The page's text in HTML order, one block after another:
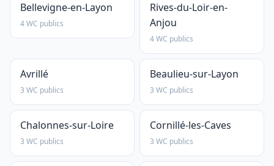
Bellevigne-en-Layon
4 WC publics
Rives-du-Loir-en-
Anjou
4 WC publics
Avrillé
3 WC publics
Beaulieu-sur-Layon
3 WC publics
Chalonnes-sur-Loire
3 WC publics
Cornillé-les-Caves
3 WC publics